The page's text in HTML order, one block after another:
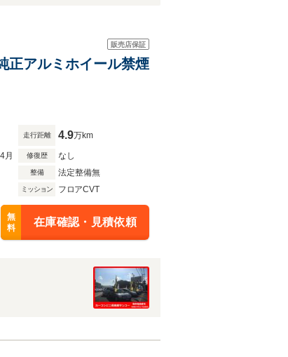
販売店保証
アルミホイール禁煙
走行距離 4.9万km
月 修復歴 なし
整備 法定整備無
ミッション フロアCVT
無
料
在庫確認・見積依頼